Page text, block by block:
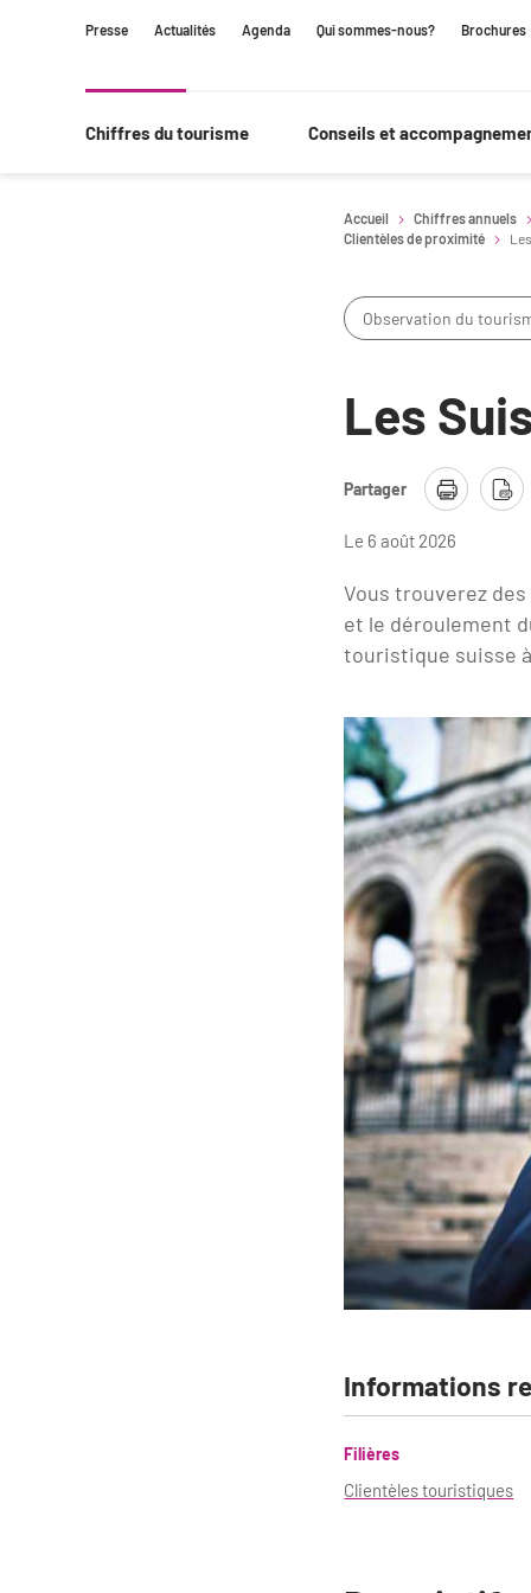
Navigation
RecherchePresse Actualités Agenda Qui sommes-nous? Brochures
Chiffres du tourisme Conseils et
Accueil Chiffres annuels
Clientèles de proximité
Observation du
Les
Partager
Le 6 août 2026
Vous trouverez
et le déroulement
touristique suisse
Informations
Filières
Clientèles touristiques